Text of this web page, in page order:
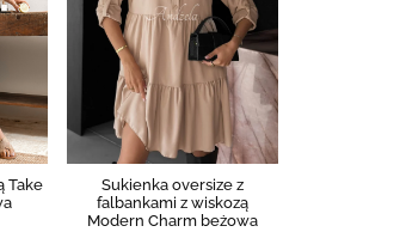
Take
Sukienka oversize z
falbankami z wiskozą
Modern Charm beżowa